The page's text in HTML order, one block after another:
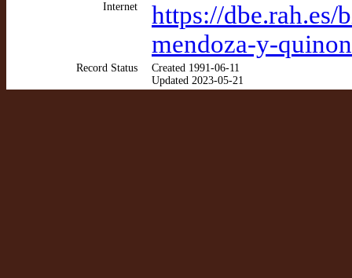
Internet
https://
mendoza-y-
Record Status
Created 1991-06-11
Updated 2023-05-21